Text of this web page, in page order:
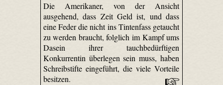
Die Amerikaner, von der Ansicht
ausgehend, dass Zeit Geld ist, und dass
eine Feder die nicht ins Tintenfass getaucht
zu werden braucht, folglich im Kampf ums
Dasein ihrer tauchbedürftigen
Konkurrentin überlegen sein muss, haben
Schreibstifte eingeführt, die viele Vorteile
besitzen.